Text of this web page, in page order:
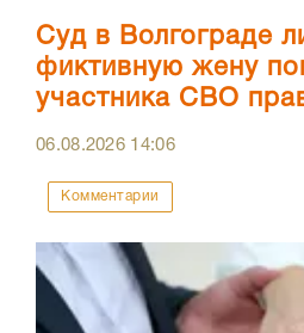
Суд в Волгограде
фиктивную жену
участника СВО
06.08.2026 14:06
Комментарии